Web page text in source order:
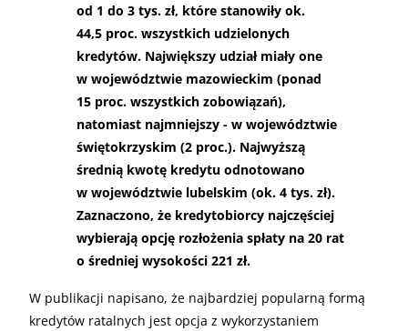
od 1 do 3 tys. zł, które stanowiły ok.
44,5 proc. wszystkich udzielonych
kredytów. Największy udział miały one
w województwie mazowieckim (ponad
15 proc. wszystkich zobowiązań),
natomiast najmniejszy - w województwie
świętokrzyskim (2 proc.). Najwyższą
średnią kwotę kredytu odnotowano
w województwie lubelskim (ok. 4 tys. zł).
Zaznaczono, że kredytobiorcy najczęściej
wybierają opcję rozłożenia spłaty na 20 rat
o średniej wysokości 221 zł.
W publikacji napisano, że najbardziej popularną formą
kredytów ratalnych jest opcja z wykorzystaniem